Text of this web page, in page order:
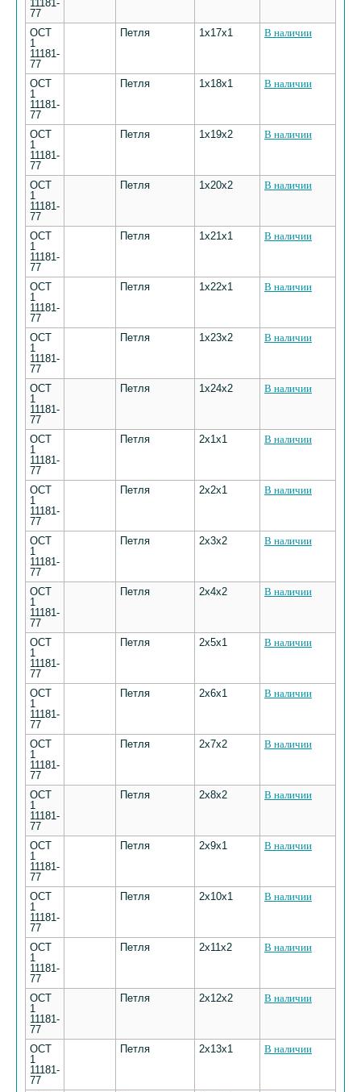
11181-
77
ОСТ
1
11181-
77
Петля 1х17х1 В наличии
ОСТ
1
11181-
77
Петля 1х18х1 В наличии
ОСТ
1
11181-
77
Петля 1х19х2 В наличии
ОСТ
1
11181-
77
Петля 1х20х2 В наличии
ОСТ
1
11181-
77
Петля 1х21х1 В наличии
ОСТ
1
11181-
77
Петля 1х22х1 В наличии
ОСТ
1
11181-
77
Петля 1х23х2 В наличии
ОСТ
1
11181-
77
Петля 1х24х2 В наличии
ОСТ
1
11181-
77
Петля 2х1х1 В наличии
ОСТ
1
11181-
77
Петля 2х2х1 В наличии
ОСТ
1
11181-
77
Петля 2х3х2 В наличии
ОСТ
1
11181-
77
Петля 2х4х2 В наличии
ОСТ
1
11181-
77
Петля 2х5х1 В наличии
ОСТ
1
11181-
77
Петля 2х6х1 В наличии
ОСТ
1
11181-
77
Петля 2х7х2 В наличии
ОСТ
1
11181-
77
Петля 2х8х2 В наличии
ОСТ
1
11181-
77
Петля 2х9х1 В наличии
ОСТ
1
11181-
77
Петля 2х10х1 В наличии
ОСТ
1
11181-
77
Петля 2х11х2 В наличии
ОСТ
1
11181-
77
Петля 2х12х2 В наличии
ОСТ
1
11181-
77
Петля 2х13х1 В наличии